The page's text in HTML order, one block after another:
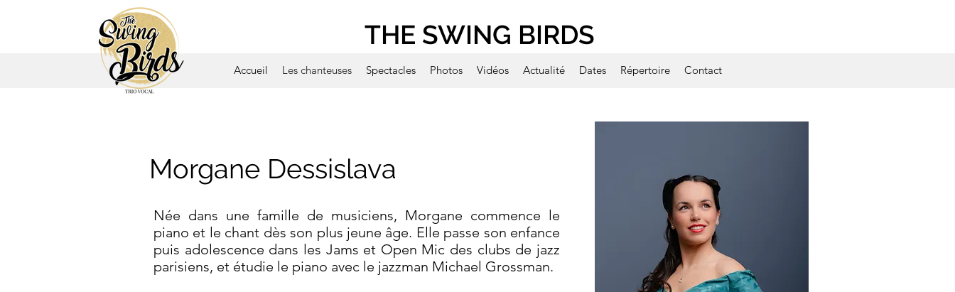
Accueil Les chanteuses Spectacles Photos Vidéos Actualité Dates Répertoire Contact
THE SWING BIRDS
Morgane Dessislava
Née dans une famille de musiciens, Morgane commence le
piano et le chant dès son plus jeune âge. Elle passe son enfance
puis adolescence dans les Jams et Open Mic des clubs de jazz
parisiens, et étudie le piano avec le jazzman Michael Grossman.